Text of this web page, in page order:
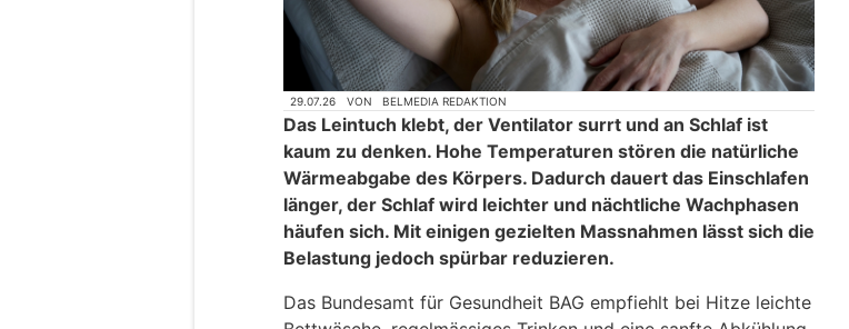
29.07.26 VON BELMEDIA REDAKTION
Das Leintuch klebt, der Ventilator surrt und an Schlaf ist
kaum zu denken. Hohe Temperaturen stören die natürliche
Wärmeabgabe des Körpers. Dadurch dauert das Einschlafen
länger, der Schlaf wird leichter und nächtliche Wachphasen
häufen sich. Mit einigen gezielten Massnahmen lässt sich die
Belastung jedoch spürbar reduzieren.
Das Bundesamt für Gesundheit BAG empfiehlt bei Hitze leichte